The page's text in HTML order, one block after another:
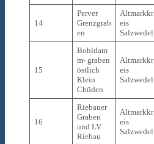
14
Perver
Grenzgrab
en
Altmarkkr
eis
Salzwedel
15
Bohldam
m- graben
östlich
Klein
Chüden
Altmarkkr
eis
Salzwedel
16
Riebauer
Graben
und LV
Riebau
Altmarkkr
eis
Salzwedel